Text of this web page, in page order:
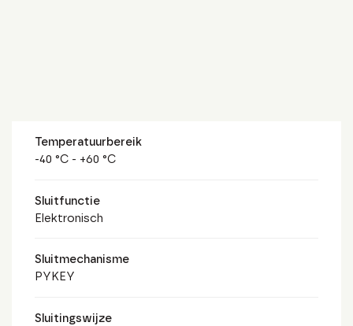
Temperatuurbereik
-40 °C - +60 °C
Sluitfunctie
Elektronisch
Sluitmechanisme
PYKEY
Sluitingswijze